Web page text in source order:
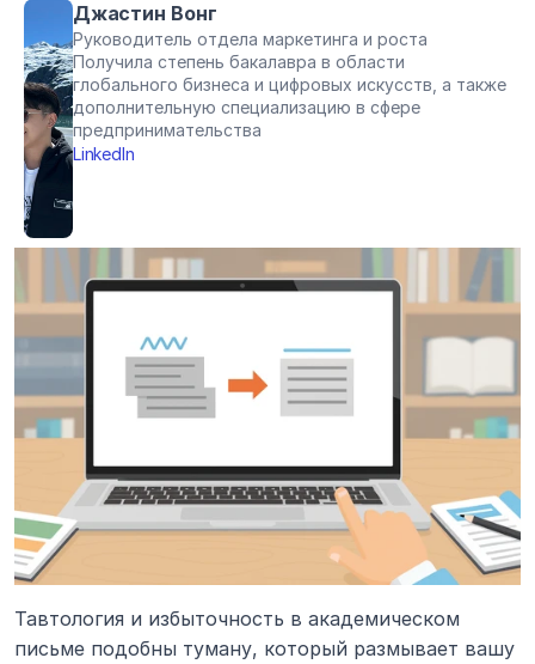
Джастин Вонг
Руководитель отдела маркетинга и роста
Получила степень бакалавра в области
глобального бизнеса и цифровых искусств, а также
дополнительную специализацию в сфере
предпринимательства
LinkedIn
Тавтология и избыточность в академическом
письме подобны туману, который размывает вашу